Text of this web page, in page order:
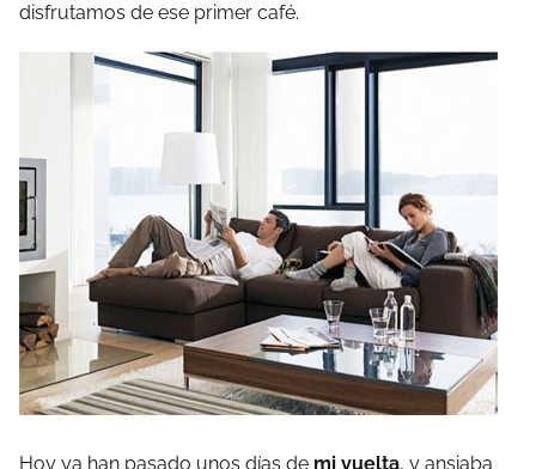
disfrutamos de ese primer café.
Hoy ya han pasado unos días de mi vuelta, y ansiaba